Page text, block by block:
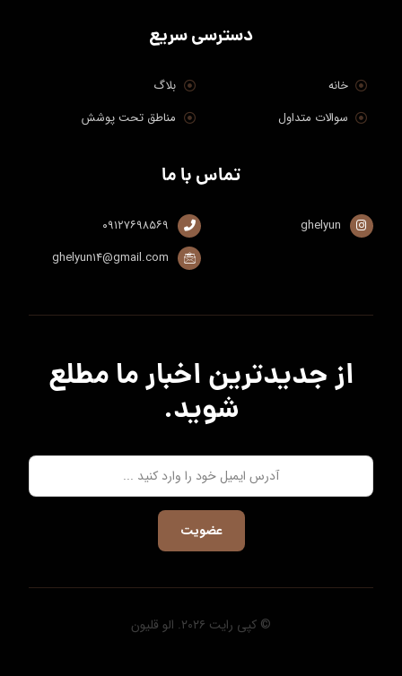
تهران به صورت شبانه روزی
دسترسی سریع
مناطق تحت پوشش
تماس با ما
ghelyun۱۴@gmail.com
از جدیدترین اخبار ما مطلع
شوید.
عضویت